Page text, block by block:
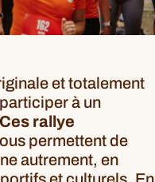
et totalement
à un
Ces rallye
permettent de
autrement, en